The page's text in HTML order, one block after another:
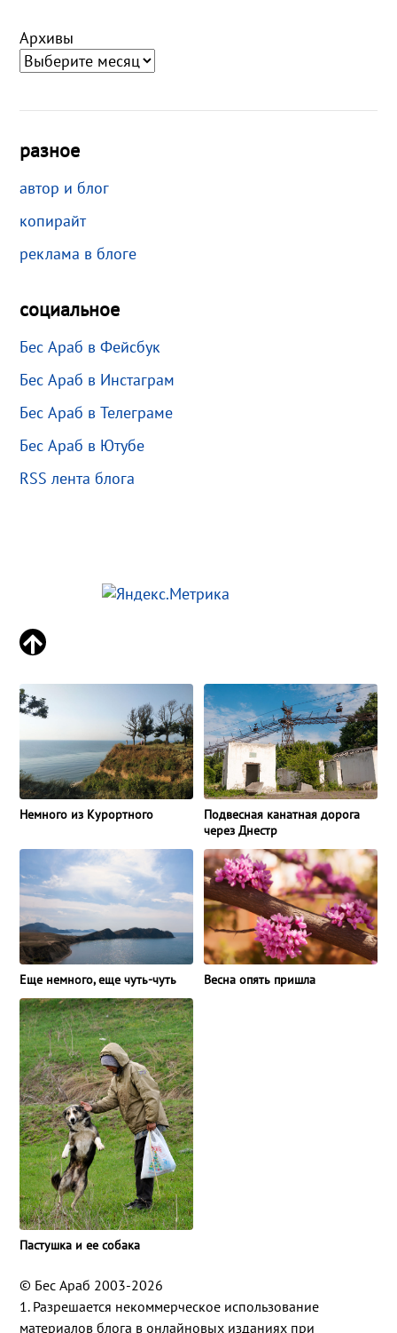
Архивы
разное
автор и блог
копирайт
реклама в блоге
социальное
Бес Араб в Фейсбук
Бес Араб в Инстаграм
Бес Араб в Телеграме
Бес Араб в Ютубе
RSS лента блога
Немного из Курортного
Подвесная канатная дорога
через Днестр
Еще немного, еще чуть-чуть Весна опять пришла
Пастушка и ее собака
© Бес Араб 2003-2026
1. Разрешается некоммерческое использование
материалов блога в онлайновых изданиях при